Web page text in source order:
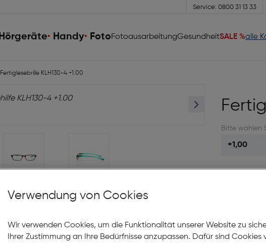
Service: 0800 31 13 33
Hörgeräte Handy FotoFotoausarbeitungGesundheitSALE %alle
Fertiglesebrille KLH130-4 +1.00
Bitte wählen
auf
Verwendung von Cookies
Wir verwenden Cookies, um die Funktionalität unserer Website zu
Ihrer Zustimmung an Ihre Bedürfnisse anzupassen. Dafür sind Cookies